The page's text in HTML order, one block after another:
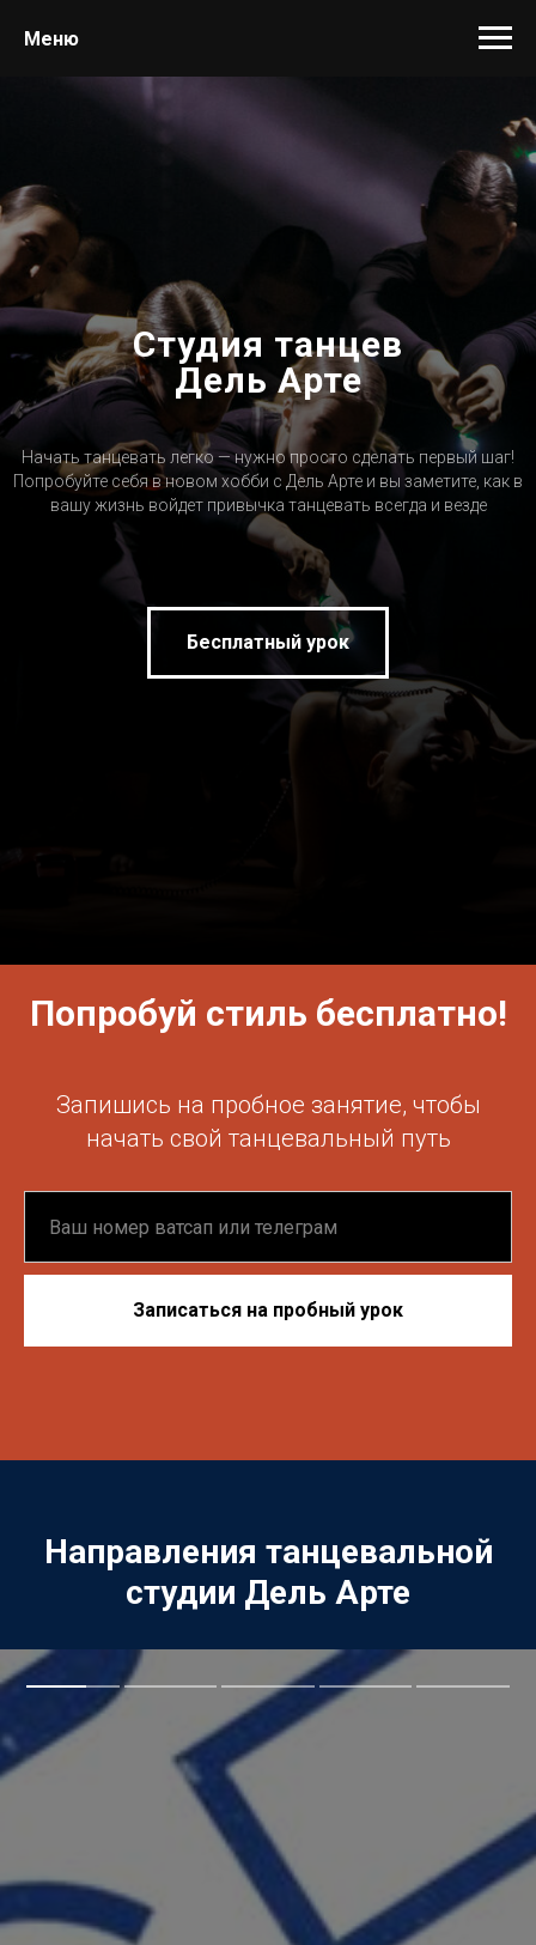
Меню
Студия танцев
Дель Арте
Начать танцевать легко — нужно просто сделать первый шаг!
Попробуйте себя в новом хобби с Дель Арте и вы заметите, как в
вашу жизнь войдет привычка танцевать всегда и везде
Бесплатный урок
Попробуй стиль бесплатно!
Запишись на пробное занятие, чтобы
начать свой танцевальный путь
Записаться на пробный урок
Направления танцевальной
студии Дель Арте